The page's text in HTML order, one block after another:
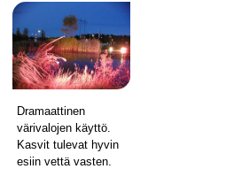
Dramaattinen
värivalojen käyttö.
Kasvit tulevat hyvin
esiin vettä vasten.